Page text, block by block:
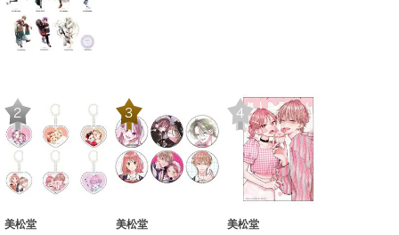
美松堂 美松堂 美松堂